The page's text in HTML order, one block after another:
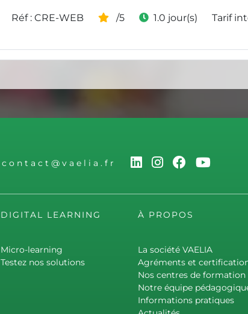
Réf : CRE-WEB /5 1.0 jour(s) Tarif
contact@vaelia.fr
DIGITAL LEARNING
Micro-learning
Testez nos solutions
À PROPOS
La société VAELIA
Agréments et
Nos centres de formation
Notre équipe
Informations pratiques